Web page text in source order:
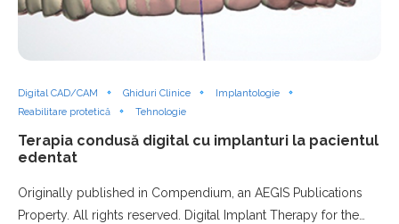
Digital CAD/CAM Ghiduri Clinice
Implantologie
Reabilitare protetică
Tehnologie
Terapia condusă digital cu implanturi la pacientul
edentat
Originally published in Compendium, an AEGIS Publications
Property. All rights reserved. Digital Implant Therapy for the…